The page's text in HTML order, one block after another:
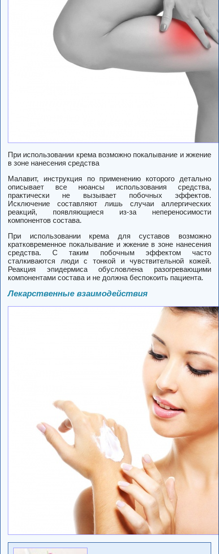
При использовании крема возможно покалывание и жжение
в зоне нанесения средства
Малавит, инструкция по применению которого детально
описывает все нюансы использования средства,
практически не вызывает побочных эффектов.
Исключение составляют лишь случаи аллергических
реакций, появляющиеся из-за непереносимости
компонентов состава.
При использовании крема для суставов возможно
кратковременное покалывание и жжение в зоне нанесения
средства. С таким побочным эффектом часто
сталкиваются люди с тонкой и чувствительной кожей.
Реакция эпидермиса обусловлена разогревающими
компонентами состава и не должна беспокоить пациента.
Лекарственные взаимодействия